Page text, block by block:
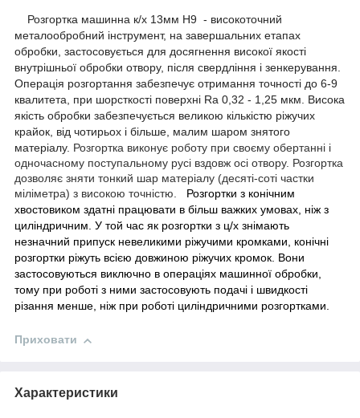
Розгортка машинна к/х 13мм Н9 - високоточний
металообробний інструмент, на завершальних етапах
обробки, застосовується для досягнення високої якості
внутрішньої обробки отвору, після свердління і зенкерування.
Операція розгортання забезпечує отримання точності до 6-9
квалитета, при шорсткості поверхні Ra 0,32 - 1,25 мкм. Висока
якість обробки забезпечується великою кількістю ріжучих
крайок, від чотирьох і більше, малим шаром знятого
матеріалу. Розгортка виконує роботу при своєму обертанні і
одночасному поступальному русі вздовж осі отвору. Розгортка
дозволяє зняти тонкий шар матеріалу (десяті-соті частки
міліметра) з високою точністю.
Розгортки з конічним
хвостовиком здатні працювати в більш важких умовах, ніж з
циліндричним. У той час як розгортки з ц/х знімають
незначний припуск невеликими ріжучими кромками, конічні
розгортки ріжуть всією довжиною ріжучих кромок. Вони
застосовуються виключно в операціях машинної обробки,
тому при роботі з ними застосовують подачі і швидкості
різання менше, ніж при роботі циліндричними розгортками.
Приховати
Характеристики